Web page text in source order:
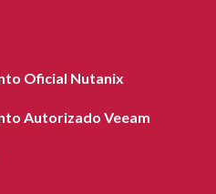
Oficial Nutanix
Autorizado Veeam